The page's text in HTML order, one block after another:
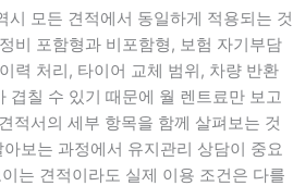
시 모든 견적에서 동일하게 적용되는 것
비 포함형과 비포함형, 보험 자기부담
력 처리, 타이어 교체 범위, 차량 반환
겹칠 수 있기 때문에 월 렌트료만 보고
적서의 세부 항목을 함께 살펴보는 것
보는 과정에서 유지관리 상담이 중요
는 견적이라도 실제 이용 조건은 다를